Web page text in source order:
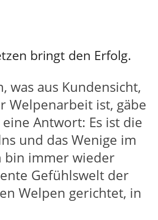
bringt den Erfolg.
was aus Kundensicht,
Welpenarbeit ist, gäbe
Antwort: Es ist die
und das Wenige im
bin immer wieder
Gefühlswelt der
Welpen gerichtet, in